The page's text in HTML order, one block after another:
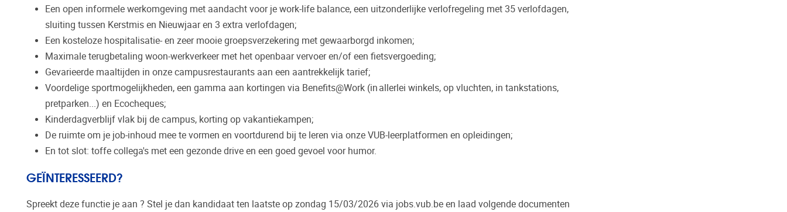
Een open informele werkomgeving met aandacht voor je work-life balance, een uitzonderlijke verlofregeling met 35 verlofdagen,
sluiting tussen Kerstmis en Nieuwjaar en 3 extra verlofdagen;
Een kosteloze hospitalisatie- en zeer mooie groepsverzekering met gewaarborgd inkomen;
Maximale terugbetaling woon-werkverkeer met het openbaar vervoer en/of een fietsvergoeding;
Gevarieerde maaltijden in onze campusrestaurants aan een aantrekkelijk tarief;
Voordelige sportmogelijkheden, een gamma aan kortingen via Benefits@Work (in allerlei winkels, op vluchten, in tankstations,
pretparken...) en Ecocheques;
Kinderdagverblijf vlak bij de campus, korting op vakantiekampen;
De ruimte om je job-inhoud mee te vormen en voortdurend bij te leren via onze VUB-leerplatformen en opleidingen;
En tot slot: toffe collega's met een gezonde drive en een goed gevoel voor humor.
GEÏNTERESSEERD?
Spreekt deze functie je aan ? Stel je dan kandidaat ten laatste op zondag 15/03/2026 via jobs.vub.be en laad volgende documenten